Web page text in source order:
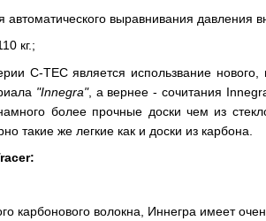
выравнивания давления
кг.;
C-TEC является использвание
"Innegra", а вернее - сочитания
более прочные доски чем из
такие же легкие как и доски из карбона.
карбонового волокна, Иннегра имеет